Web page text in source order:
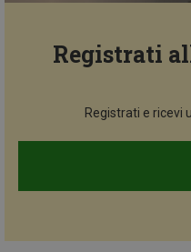
Registrati
Registrati e ricevi